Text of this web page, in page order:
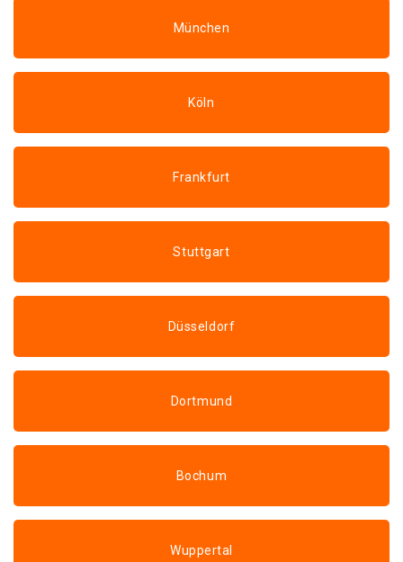
München
Köln
Frankfurt
Stuttgart
Düsseldorf
Dortmund
Bochum
Wuppertal